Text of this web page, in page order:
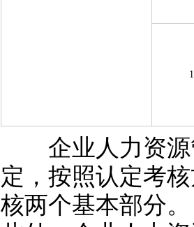
企业人力资源
定，按照认定考
核两个基本部分。